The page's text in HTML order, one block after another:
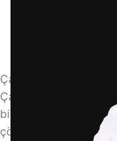
Çamaşır Makinesi
Çamaşır makinenizin
bilmiyor musunuz?
çözülebilir.